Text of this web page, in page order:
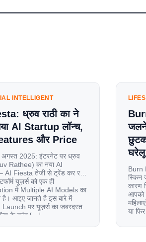
INTELLIGENT
ध्रुव राठी का ने
AI Startup लॉन्च,
और Price
अगस्त 2025: इंटरनेट पर ध्रुव
Rathee) का नया AI
AI Fiesta तेजी से ट्रेंड कर रहा
यूज़र्स को एक ही
में Multiple AI Models का
है। आइए जानते है इस बारे में
Launch पर यूज़र्स का जबरदस्त
के तुरंत […]
जलने
Burn
स्किन
कारण
आपको
या